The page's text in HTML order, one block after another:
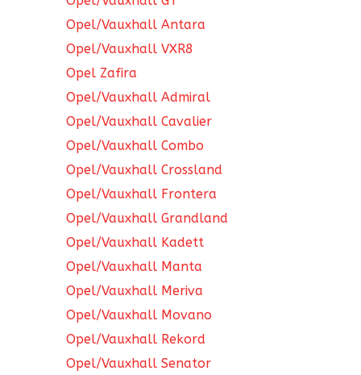
Opel/Vauxhall Antara
Opel/Vauxhall VXR8
Opel Zafira
Opel/Vauxhall Admiral
Opel/Vauxhall Cavalier
Opel/Vauxhall Combo
Opel/Vauxhall Crossland
Opel/Vauxhall Frontera
Opel/Vauxhall Grandland
Opel/Vauxhall Kadett
Opel/Vauxhall Manta
Opel/Vauxhall Meriva
Opel/Vauxhall Movano
Opel/Vauxhall Rekord
Opel/Vauxhall Senator